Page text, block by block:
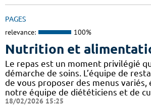
PAGES
relevance: 100%
Nutrition et
Le repas est un moment privilégié
démarche de soins. L’équipe de
de vous proposer des menus variés,
notre équipe de diététiciens et de
18/02/2026 15:25